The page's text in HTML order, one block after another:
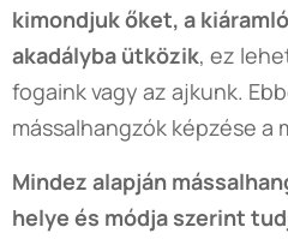
kimondjuk őket, a
akadályba ütközik, ez
fogaink vagy az ajkunk.
mássalhangzók képzése a
Mindez alapján
helye és módja szerint